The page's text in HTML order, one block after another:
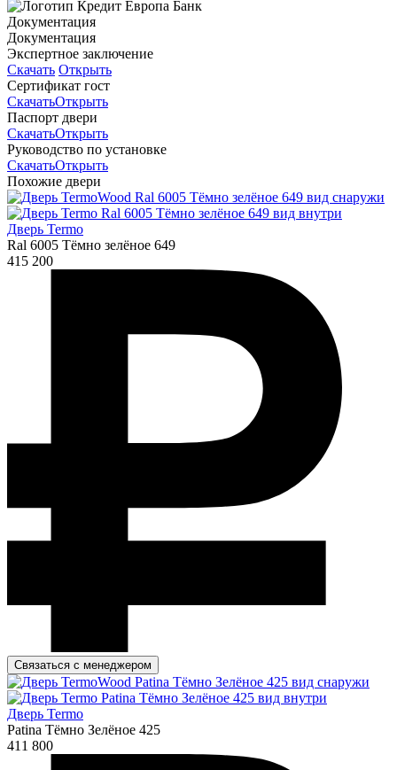
Документация
Документация
Экспертное заключение
Скачать Открыть
Сертификат гост
СкачатьОткрыть
Паспорт двери
СкачатьОткрыть
Руководство по установке
СкачатьОткрыть
Похожие двери
Дверь Termo
Ral 6005 Тёмно зелёное 649
415 200
Связаться с менеджером
Дверь Termo
Patina Тёмно Зелёное 425
411 800